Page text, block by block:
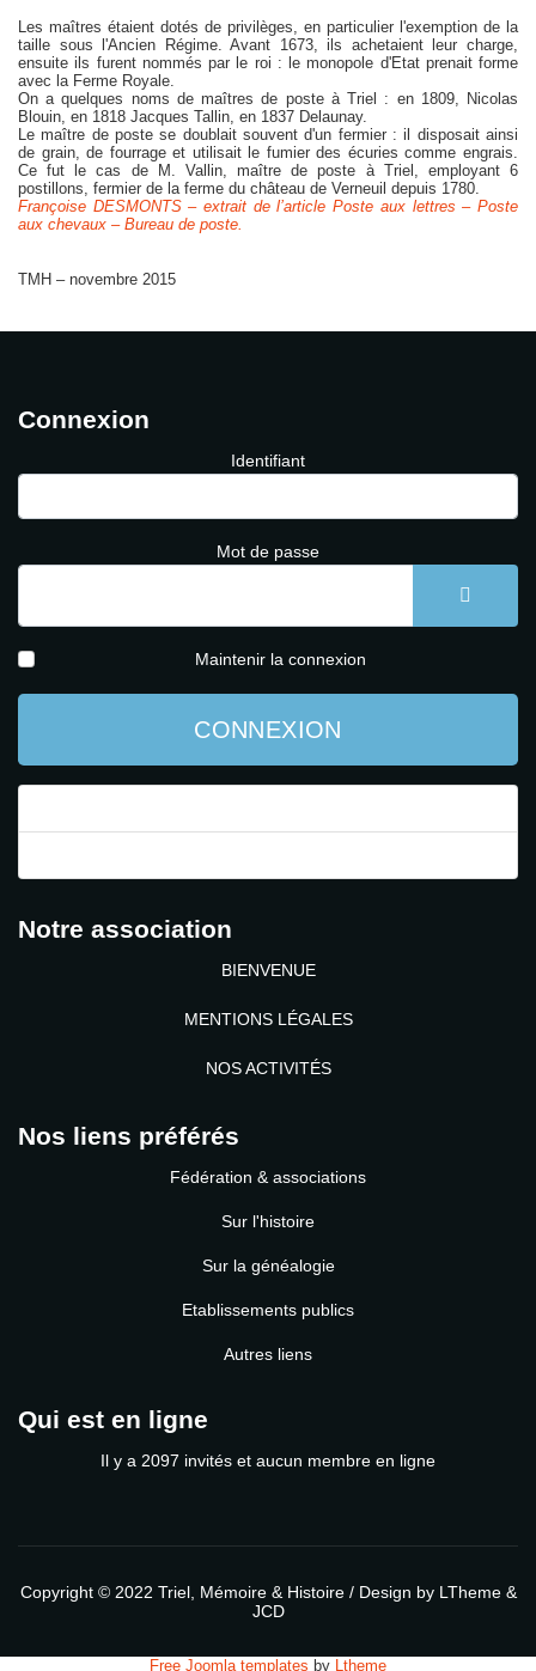
Les maîtres étaient dotés de privilèges, en particulier l'exemption de la
taille sous l'Ancien Régime. Avant 1673, ils achetaient leur charge,
ensuite ils furent nommés par le roi : le monopole d'Etat prenait forme
avec la Ferme Royale.
On a quelques noms de maîtres de poste à Triel : en 1809, Nicolas
Blouin, en 1818 Jacques Tallin, en 1837 Delaunay.
Le maître de poste se doublait souvent d'un fermier : il disposait ainsi
de grain, de fourrage et utilisait le fumier des écuries comme engrais.
Ce fut le cas de M. Vallin, maître de poste à Triel, employant 6
postillons, fermier de la ferme du château de Verneuil depuis 1780.
Françoise DESMONTS – extrait de l’article Poste aux lettres – Poste
aux chevaux – Bureau de poste.
TMH – novembre 2015
Connexion
Identifiant
Mot de passe
Maintenir la connexion
CONNEXION
Notre association
BIENVENUE
MENTIONS LÉGALES
NOS ACTIVITÉS
Nos liens préférés
Fédération & associations
Sur l'histoire
Sur la généalogie
Etablissements publics
Autres liens
Qui est en ligne
Il y a 2097 invités et aucun membre en ligne
Copyright © 2022 Triel, Mémoire & Histoire/ Design by LTheme&
JCD
Free Joomla templates by Ltheme